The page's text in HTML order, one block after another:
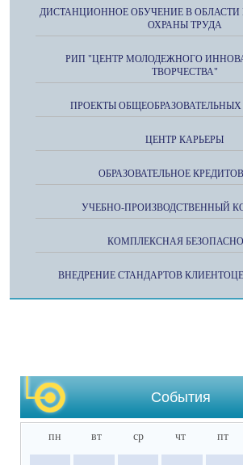
ДИСТАНЦИОННОЕ ОБУЧЕНИЕ В ОБЛАСТИ
ОХРАНЫ ТРУДА
РИП "ЦЕНТР МОЛОДЕЖНОГО
ТВОРЧЕСТВА"
ПРОЕКТЫ
ЦЕНТР КАРЬЕРЫ
ОБРАЗОВАТЕЛЬНОЕ
УЧЕБНО-ПРОИЗВОДСТВЕННЫЙ
КОМПЛЕКСНАЯ
ВНЕДРЕНИЕ СТАНДАРТОВ
События
пн вт ср чт пт